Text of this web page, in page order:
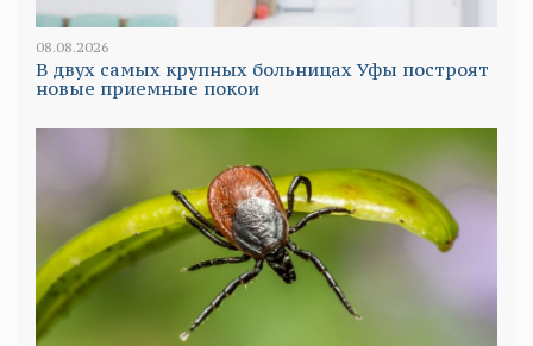
08.08.2026
В двух самых крупных больницах Уфы построят
новые приемные покои